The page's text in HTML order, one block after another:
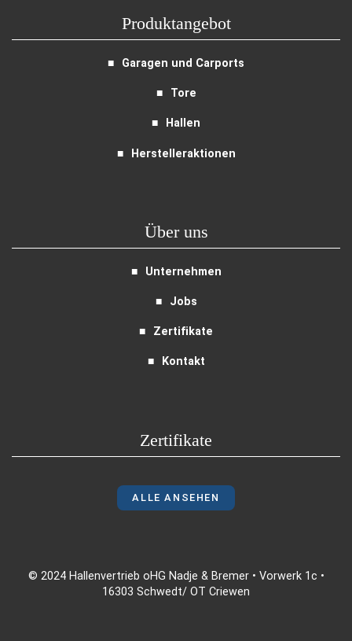
Produktangebot
Garagen und Carports
Tore
Hallen
Herstelleraktionen
Über uns
Unternehmen
Jobs
Zertifikate
Kontakt
Zertifikate
ALLE ANSEHEN
© 2024 Hallenvertrieb oHG Nadje & Bremer • Vorwerk 1c •
16303 Schwedt/ OT Criewen